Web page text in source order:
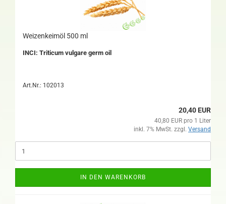
Weizenkeimöl 500 ml
INCI: Triticum vulgare germ oil
Art.Nr.: 102013
20,40 EUR
40,80 EUR pro 1 Liter
inkl. 7% MwSt. zzgl. Versand
IN DEN WARENKORB